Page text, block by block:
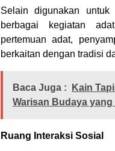
Selain digunakan
berbagai kegiatan
pertemuan adat,
berkaitan dengan tradisi
Baca Juga :
Kain
Warisan Budaya yang
Ruang Interaksi Sosial